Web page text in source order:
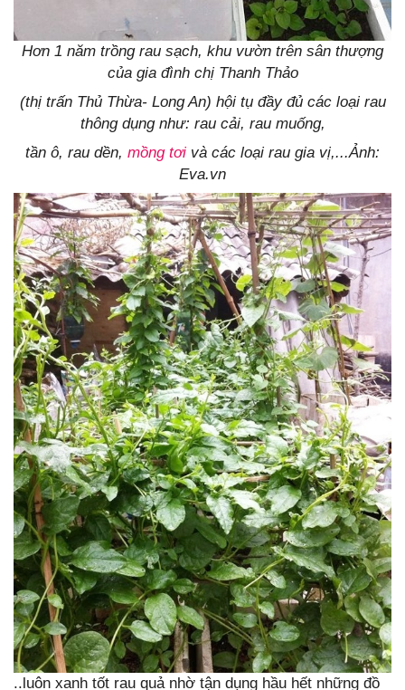
Hơn 1 năm trồng rau sạch, khu vườn trên sân thượng
của gia đình chị Thanh Thảo
(thị trấn Thủ Thừa- Long An) hội tụ đầy đủ các loại rau
thông dụng như: rau cải, rau muống,
tần ô, rau dền, mồng tơi và các loại rau gia vị,...Ảnh:
Eva.vn
..luôn xanh tốt rau quả nhờ tận dụng hầu hết những đồ